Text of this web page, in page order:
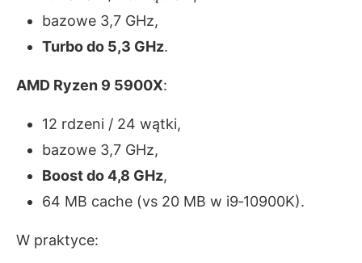
bazowe 3,7 GHz,
Turbo do 5,3 GHz.
AMD Ryzen 9 5900X:
12 rdzeni / 24 wątki,
bazowe 3,7 GHz,
Boost do 4,8 GHz,
64 MB cache (vs 20 MB w i9‑10900K).
W praktyce: